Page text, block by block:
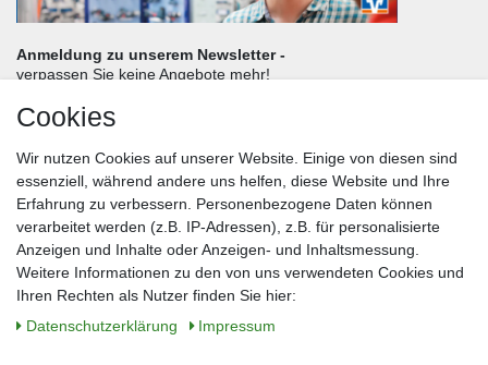
Anmeldung zu unserem Newsletter -
verpassen Sie keine Angebote mehr!
Nachname*
E-Mail*
Cookies
Wir nutzen Cookies auf unserer Website. Einige von diesen sind
essenziell, während andere uns helfen, diese Website und Ihre
Erfahrung zu verbessern. Personenbezogene Daten können
verarbeitet werden (z.B. IP-Adressen), z.B. für personalisierte
Anzeigen und Inhalte oder Anzeigen- und Inhaltsmessung.
Weitere Informationen zu den von uns verwendeten Cookies und
Ihren Rechten als Nutzer finden Sie hier:
Daten­schutz­erklärung
Impressum